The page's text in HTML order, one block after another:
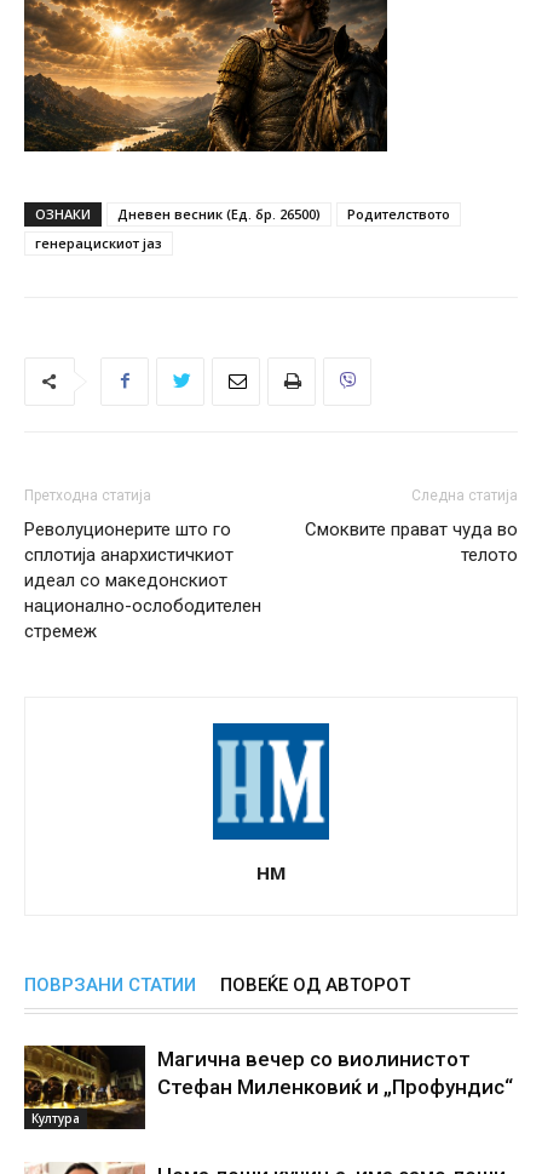
ОЗНАКИ Дневен весник (Ед. бр. 26500)
Родителството
генерацискиот јаз
Претходна статија
Револуционерите што го
сплотија анархистичкиот
идеал со македонскиот
национално-ослободителен
стремеж
Следна статија
Смоквите прават чуда во
телото
НМ
ПОВРЗАНИ СТАТИИ ПОВЕЌЕ ОД АВТОРОТ
Култура
Магична вечер со виолинистот
Стефан Миленковиќ и „Профундис“